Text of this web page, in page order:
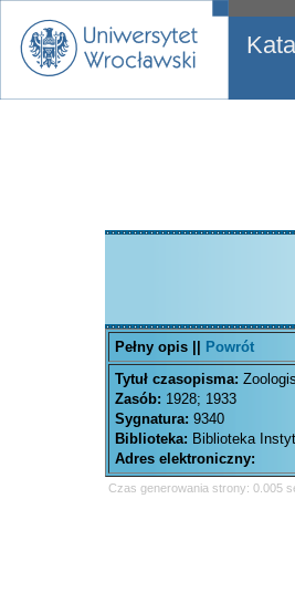
Pełny opis ||
Powrót
Tytuł czasopisma:
Zasób: 1928; 1933
Sygnatura: 9340
Biblioteka: Biblioteka
Adres elektroniczny:
Czas generowania strony: 0.005